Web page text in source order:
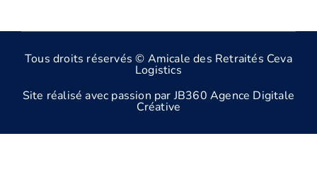
Tous droits réservés © Amicale des Retraités Ceva
Logistics
Site réalisé avec passion par JB360 Agence Digitale
Créative